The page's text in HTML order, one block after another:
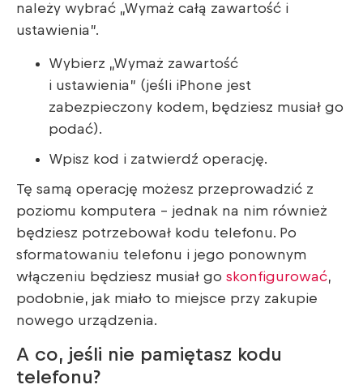
należy wybrać „Wymaż całą zawartość i
ustawienia”.
Wybierz „Wymaż zawartość
i ustawienia” (jeśli iPhone jest
zabezpieczony kodem, będziesz musiał go
podać).
Wpisz kod i zatwierdź operację.
Tę samą operację możesz przeprowadzić z
poziomu komputera – jednak na nim również
będziesz potrzebował kodu telefonu. Po
sformatowaniu telefonu i jego ponownym
włączeniu będziesz musiał go skonfigurować,
podobnie, jak miało to miejsce przy zakupie
nowego urządzenia.
A co, jeśli nie pamiętasz kodu
telefonu?